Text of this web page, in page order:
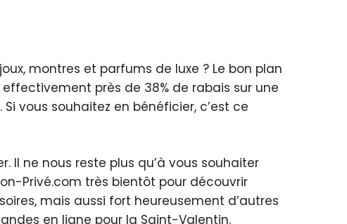
montres et parfums de luxe ? Le bon plan
près de 38% de rabais sur une
vous souhaitez en bénéficier, c’est ce
Il ne nous reste plus qu’à vous souhaiter
Privé.com très bientôt pour découvrir
mais aussi fort heureusement d’autres
en ligne pour la Saint-Valentin.